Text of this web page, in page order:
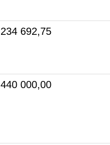
234 692,75
440 000,00